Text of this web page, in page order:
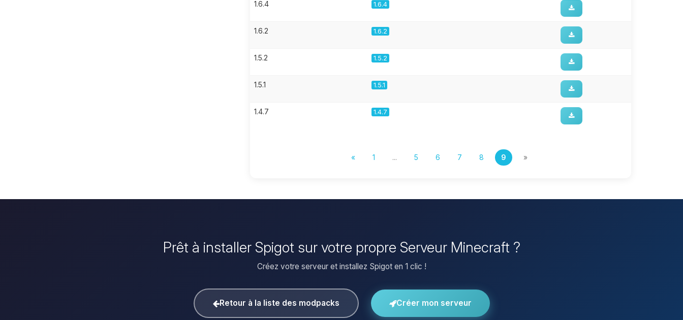
1.6.4 1.6.4
1.6.2 1.6.2
1.5.2 1.5.2
1.5.1 1.5.1
1.4.7 1.4.7
« 1 ... 5 6 7 8 9 »
Prêt à installer Spigot sur votre propre Serveur Minecraft ?
Créez votre serveur et installez Spigot en 1 clic !
Retour à la liste des modpacks Créer mon serveur